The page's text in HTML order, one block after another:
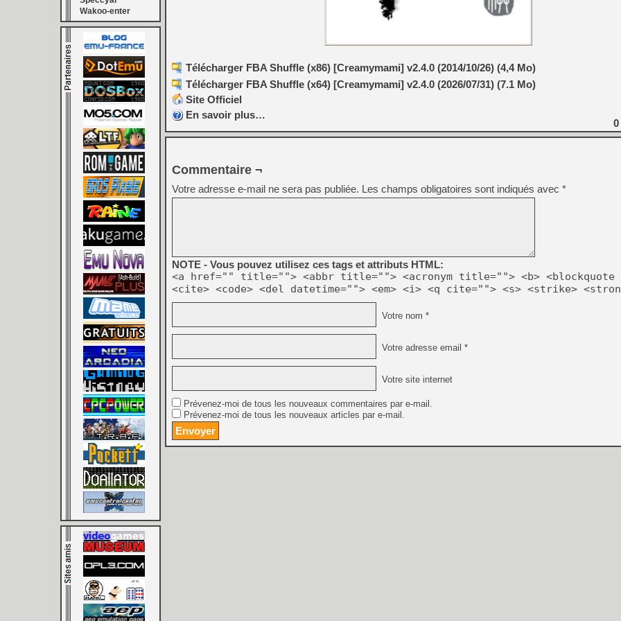
[GK] Résultats Nintendo :
[GK] Déjà des
[Mo5] Brickboy cherche à
[GK] Minecraft et ses «
[GK] Beast of
[GK] Ubisoft : fin de partie
[GK] Mémoire cash -
[GK] Dan Houser (GTA)
[GK] Comment EA Sports
[GK] Crimson Moon : un
[GK] Isle of Reveries : le
[GK] Moonlighter 2 : The
[GK] Capcom relance
[GK] Guillermo del Toro
Wakoo-enter
Télécharger FBA Shuffle (x86) [Creamymami] v2.4.0 (2014/10/26) (4,4 Mo)
Télécharger FBA Shuffle (x64) [Creamymami] v2.4.0 (2026/07/31) (7.1 Mo)
Site Officiel
En savoir plus…
0
Commentaire ¬
Votre adresse e-mail ne sera pas publiée. Les champs obligatoires sont indiqués avec *
NOTE - Vous pouvez utilisez ces tags et attributs HTML:
<a href="" title=""> <abbr title=""> <acronym title=""> <b> <blockquote
<cite> <code> <del datetime=""> <em> <i> <q cite=""> <s> <strike>
Votre nom *
Votre adresse email *
Votre site internet
Prévenez-moi de tous les nouveaux commentaires par e-mail.
Prévenez-moi de tous les nouveaux articles par e-mail.